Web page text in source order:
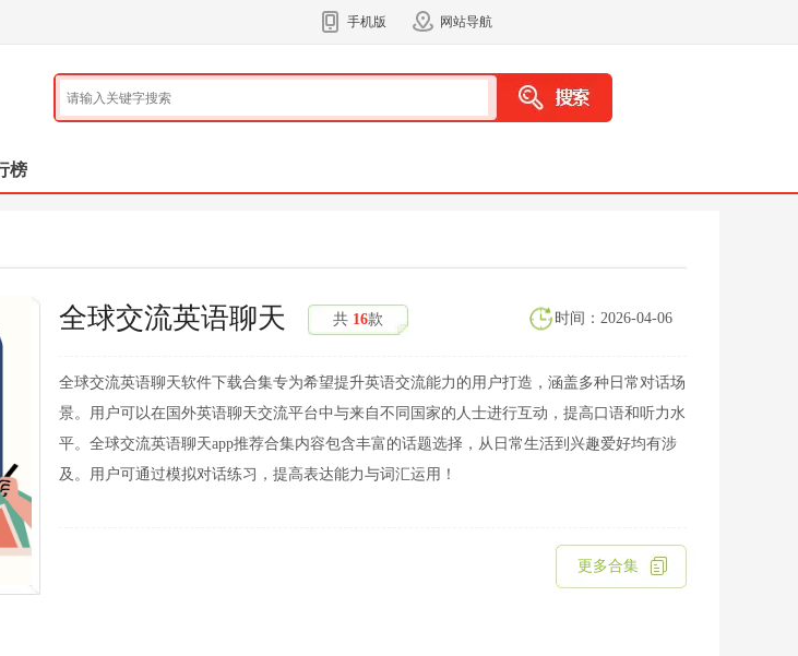
手机版 网站导航
榜
全球交流英语聊天 共 16款 时间：2026-04-06
全球交流英语聊天软件下载合集专为希望提升英语交流能力的用户打造，涵盖多种日常对话场
景。用户可以在国外英语聊天交流平台中与来自不同国家的人士进行互动，提高口语和听力水
平。全球交流英语聊天app推荐合集内容包含丰富的话题选择，从日常生活到兴趣爱好均有涉
及。用户可通过模拟对话练习，提高表达能力与词汇运用！
更多合集